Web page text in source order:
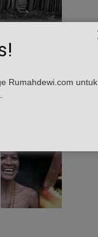
Rumahdewi.com untuk